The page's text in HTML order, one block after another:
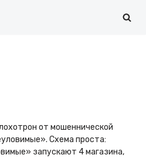
от мошеннической
Схема проста:
запускают 4 магазина,